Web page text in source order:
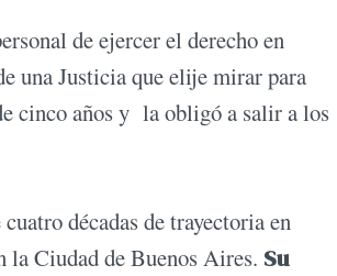
de ejercer el derecho en
una Justicia que elije mirar para
cinco años y la obligó a salir a los
décadas de trayectoria en
la Ciudad de Buenos Aires. Su